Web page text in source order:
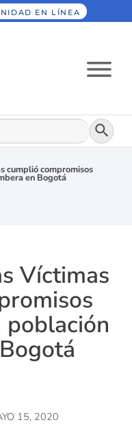
EN LÍNEA
Botón
cumplió compromisos
en Bogotá
Víctimas
15, 2020